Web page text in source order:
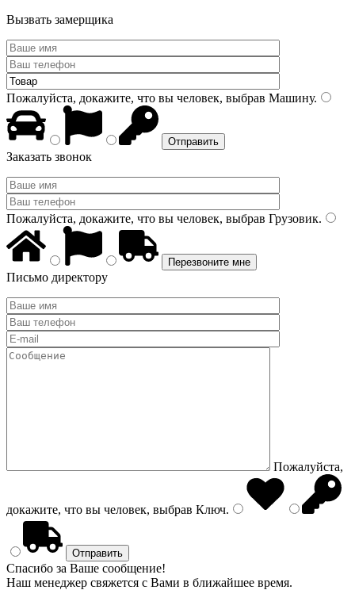
Вызвать замерщика
Пожалуйста, докажите, что вы человек, выбрав Машину.
Заказать звонок
Пожалуйста, докажите, что вы человек, выбрав Грузовик.
Письмо директору
Пожалуйста,
докажите, что вы человек, выбрав Ключ.
Спасибо за Ваше сообщение!
Наш менеджер свяжется с Вами в ближайшее время.